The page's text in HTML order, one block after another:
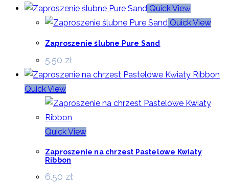
Quick View
Quick View
Zaproszenie ślubne Pure Sand
5.50 zł
Quick View
Quick View
Zaproszenie na chrzest Pastelowe Kwiaty
Ribbon
6.50 zł